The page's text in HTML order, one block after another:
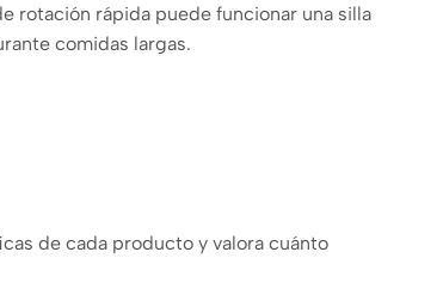
rotación rápida puede funcionar una silla
comidas largas.
de cada producto y valora cuánto